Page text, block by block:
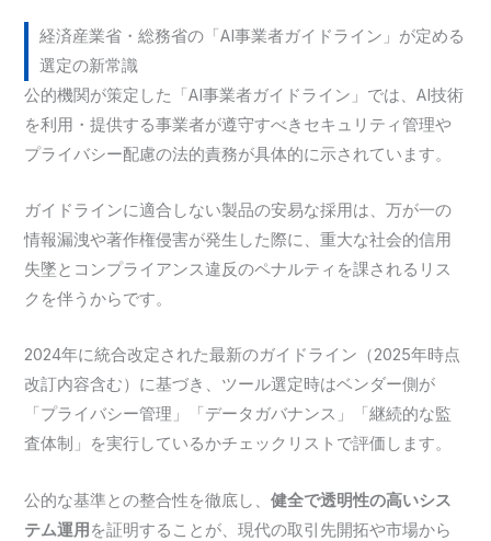
経済産業省・総務省の「AI事業者ガイドライン」が定める
選定の新常識
公的機関が策定した「AI事業者ガイドライン」では、AI技術
を利用・提供する事業者が遵守すべきセキュリティ管理や
プライバシー配慮の法的責務が具体的に示されています。
ガイドラインに適合しない製品の安易な採用は、万が一の
情報漏洩や著作権侵害が発生した際に、重大な社会的信用
失墜とコンプライアンス違反のペナルティを課されるリス
クを伴うからです。
2024年に統合改定された最新のガイドライン（2025年時点
改訂内容含む）に基づき、ツール選定時はベンダー側が
「プライバシー管理」「データガバナンス」「継続的な監
査体制」を実行しているかチェックリストで評価します。
公的な基準との整合性を徹底し、健全で透明性の高いシス
テム運用 を証明することが、現代の取引先開拓や市場から